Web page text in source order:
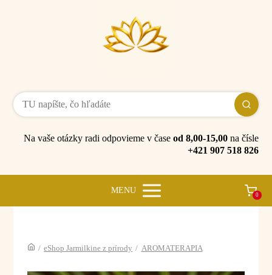
Na vaše otázky radi odpovieme v čase od 8,00-15,00na čísle
+421 907 518 826
MENU 0
/ eShop Jarmilkine z prírody / AROMATERAPIA